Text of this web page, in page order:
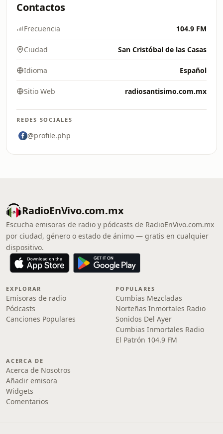
Contactos
Frecuencia 104.9 FM
Ciudad San Cristóbal de las Casas
Idioma Español
Sitio Web radiosantisimo.com.mx
REDES SOCIALES
@profile.php
RadioEnVivo.com.mx
Escucha emisoras de radio y pódcasts de RadioEnVivo.com.mx
por ciudad, género o estado de ánimo — gratis en cualquier
dispositivo.
EXPLORAR
Emisoras de radio
Pódcasts
Canciones Populares
POPULARES
Cumbias Mezcladas
Norteñas Inmortales Radio
Sonidos Del Ayer
Cumbias Inmortales Radio
El Patrón 104.9 FM
ACERCA DE
Acerca de Nosotros
Añadir emisora
Widgets
Comentarios